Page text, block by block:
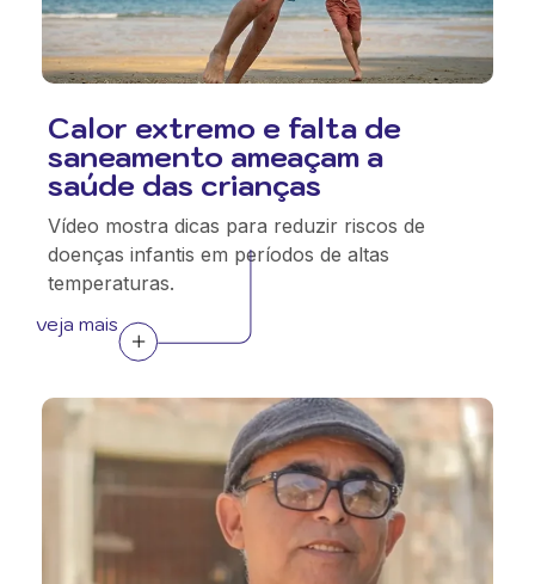
Calor extremo e falta de
saneamento ameaçam a
saúde das crianças
Vídeo mostra dicas para reduzir riscos de
doenças infantis em períodos de altas
temperaturas.
veja mais